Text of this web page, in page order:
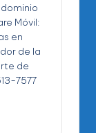
Móvil:
en
de la
de
7577